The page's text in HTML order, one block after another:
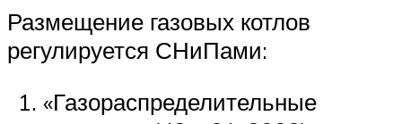
Размещение газовых котлов
регулируется СНиПами:
«Газораспределительные